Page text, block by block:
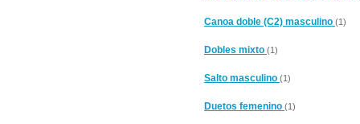
Canoa doble (C2) masculino (1)
Dobles mixto (1)
Salto masculino (1)
Duetos femenino (1)